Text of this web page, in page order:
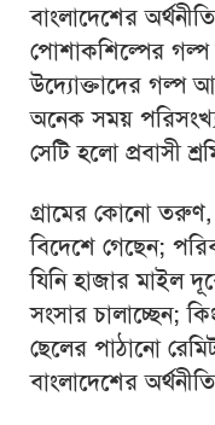
বাংলাদেশের
পোশাকশিল্পের
উদ্যোক্তাদের গল্প
অনেক সময়
সেটি হলো প্রবাসী
গ্রামের কোনো তরুণ,
বিদেশে গেছেন;
যিনি হাজার মাইল
সংসার চালাচ্ছেন;
ছেলের পাঠানো
বাংলাদেশের